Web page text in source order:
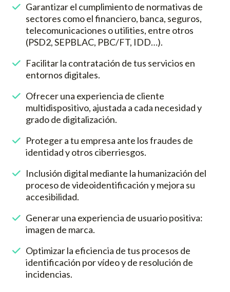
Garantizar el cumplimiento de normativas de
sectores como el financiero, banca, seguros,
telecomunicaciones o utilities, entre otros
(PSD2, SEPBLAC, PBC/FT, IDD…).
Facilitar la contratación de tus servicios en
entornos digitales.
Ofrecer una experiencia de cliente
multidispositivo, ajustada a cada necesidad y
grado de digitalización.
Proteger a tu empresa ante los fraudes de
identidad y otros ciberriesgos.
Inclusión digital mediante la humanización del
proceso de videoidentificación y mejora su
accesibilidad.
Generar una experiencia de usuario positiva:
imagen de marca.
Optimizar la eficiencia de tus procesos de
identificación por vídeo y de resolución de
incidencias.